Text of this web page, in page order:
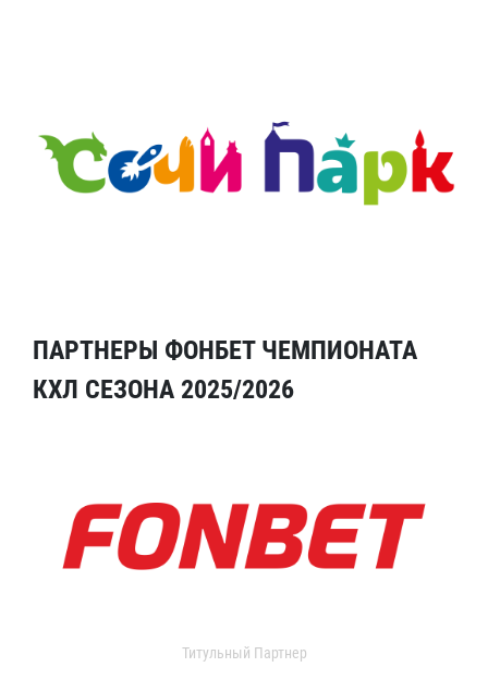
ПАРТНЕРЫ ФОНБЕТ ЧЕМПИОНАТА
КХЛ СЕЗОНА 2025/2026
Титульный Партнер